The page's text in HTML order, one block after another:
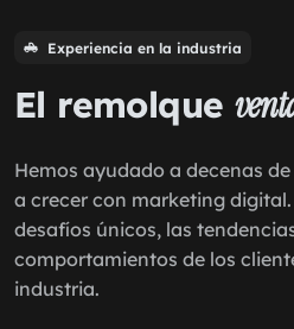
Experiencia en la industria
El remolque
Hemos ayudado a decenas
a crecer con marketing
desafíos únicos, las
comportamientos de los
industria.